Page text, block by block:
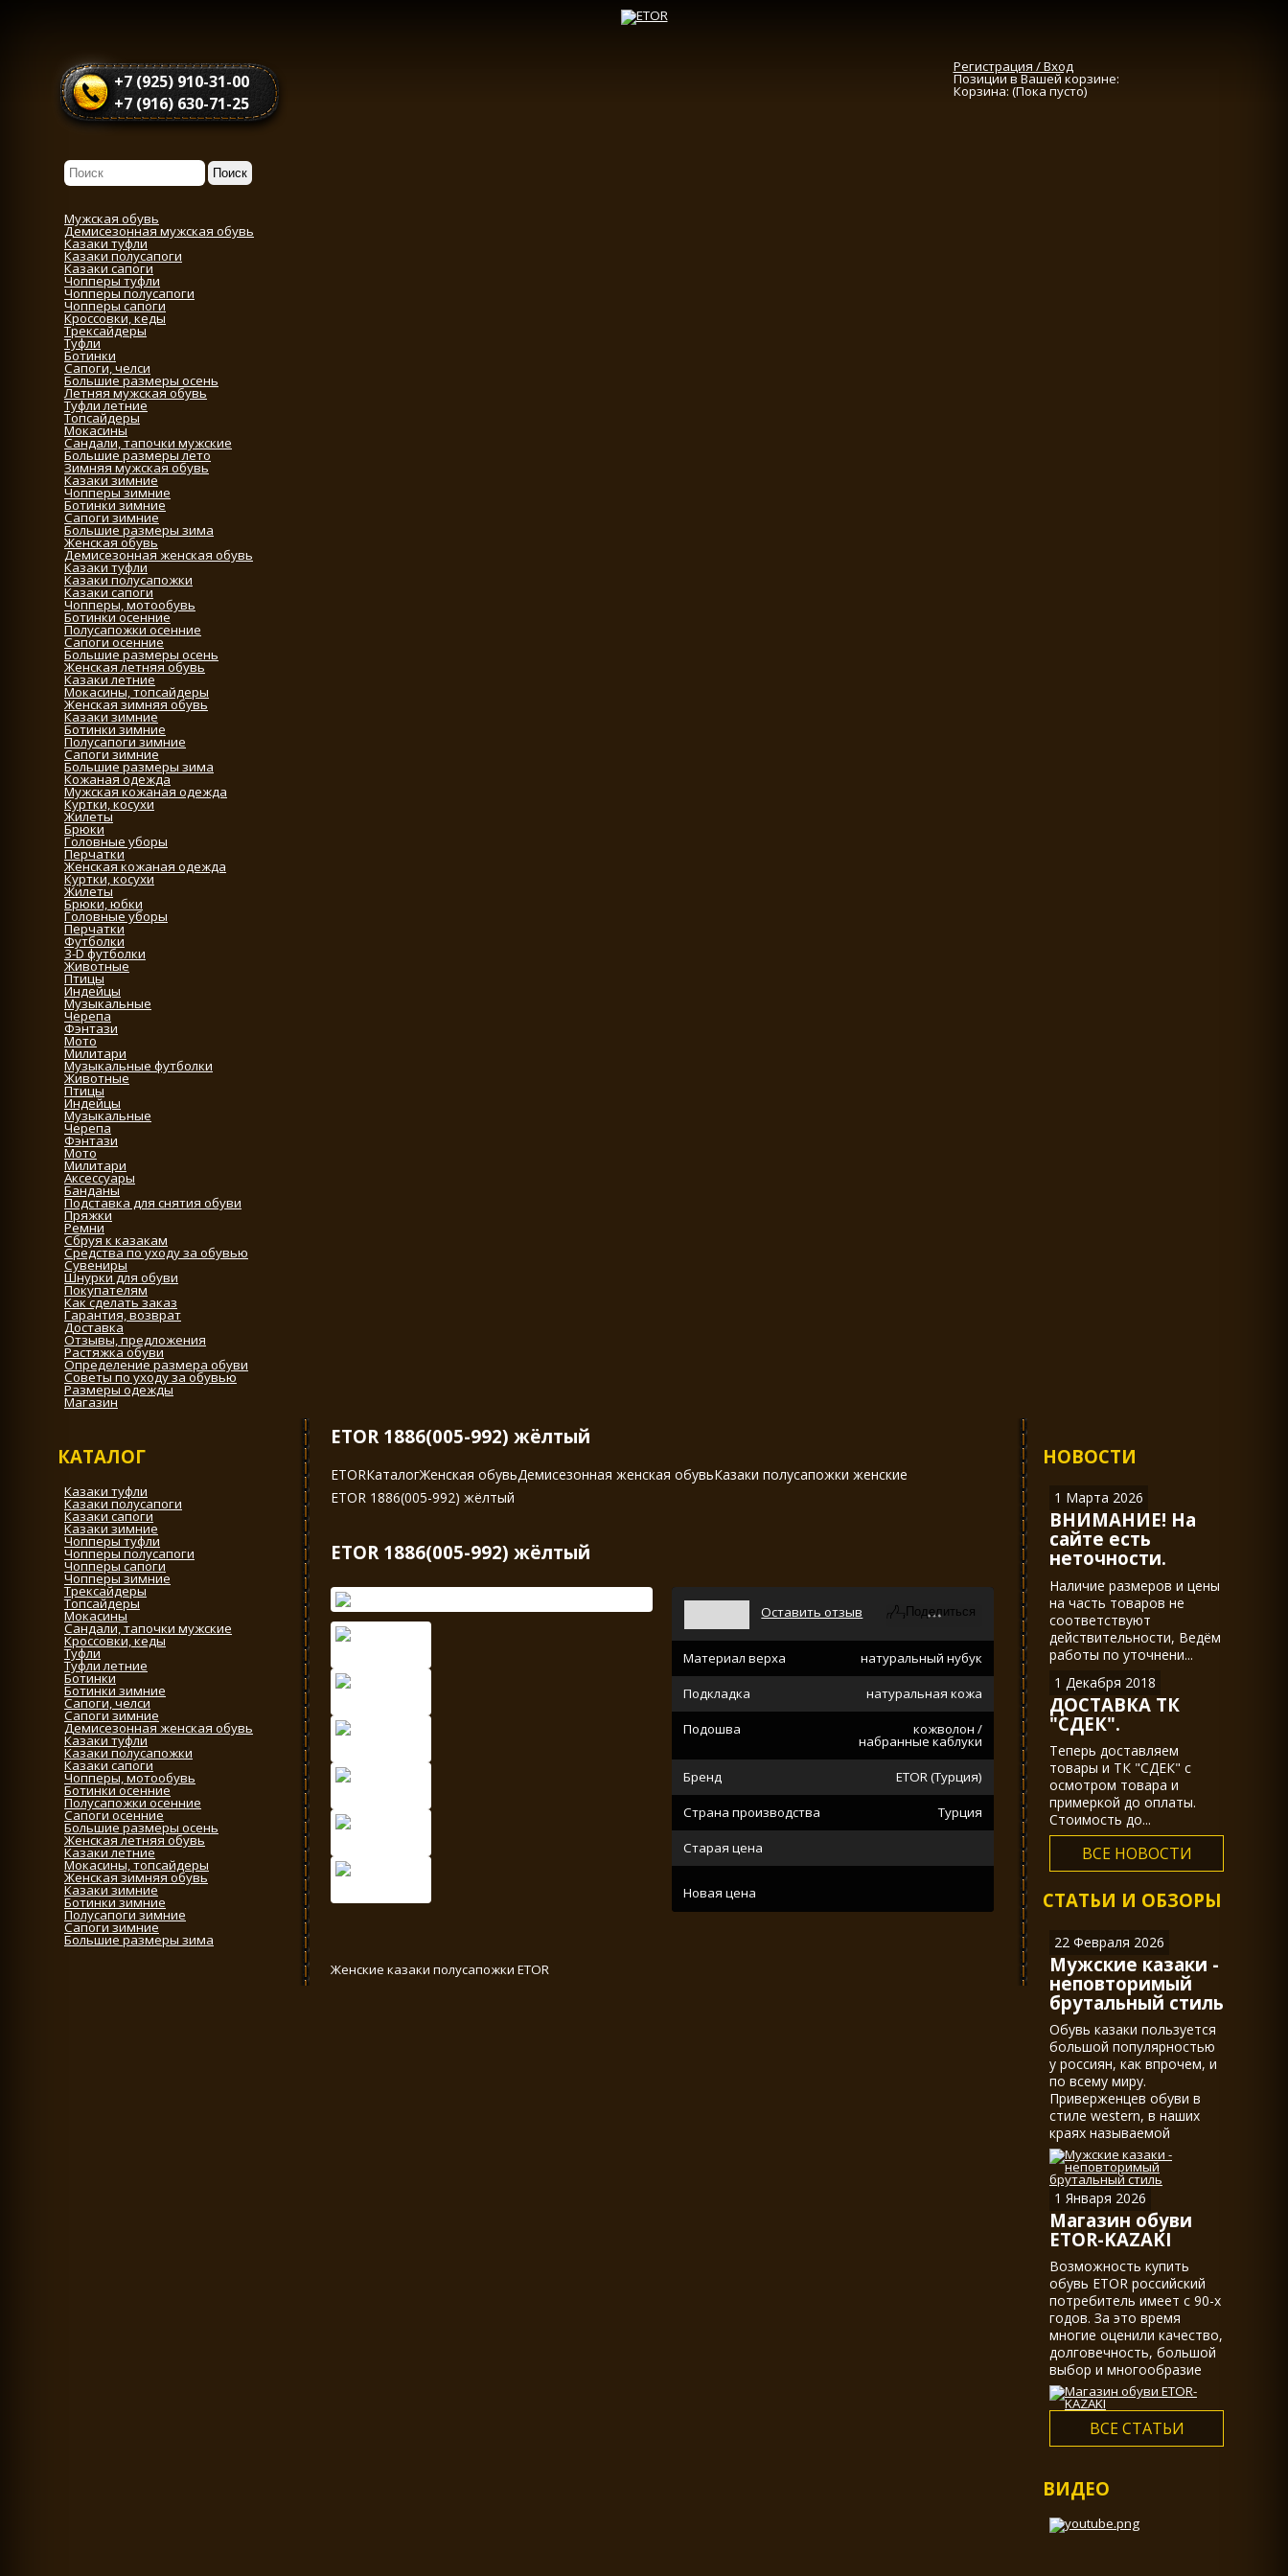
+7 (925) 910-31-00
+7 (916) 630-71-25
Регистрация / Вход
Позиции в Вашей корзине:
Корзина: (Пока пусто)
Мужская обувь
Демисезонная мужская обувь
Казаки туфли
Казаки полусапоги
Казаки сапоги
Чопперы туфли
Чопперы полусапоги
Чопперы сапоги
Кроссовки, кеды
Трексайдеры
Туфли
Ботинки
Сапоги, челси
Большие размеры осень
Летняя мужская обувь
Туфли летние
Топсайдеры
Мокасины
Сандали, тапочки мужские
Большие размеры лето
Зимняя мужская обувь
Казаки зимние
Чопперы зимние
Ботинки зимние
Сапоги зимние
Большие размеры зима
Женская обувь
Демисезонная женская обувь
Казаки туфли
Казаки полусапожки
Казаки сапоги
Чопперы, мотообувь
Ботинки осенние
Полусапожки осенние
Сапоги осенние
Большие размеры осень
Женская летняя обувь
Казаки летние
Мокасины, топсайдеры
Женская зимняя обувь
Казаки зимние
Ботинки зимние
Полусапоги зимние
Сапоги зимние
Большие размеры зима
Кожаная одежда
Мужская кожаная одежда
Куртки, косухи
Жилеты
Брюки
Головные уборы
Перчатки
Женская кожаная одежда
Куртки, косухи
Жилеты
Брюки, юбки
Головные уборы
Перчатки
Футболки
3-D футболки
Животные
Птицы
Индейцы
Музыкальные
Черепа
Фэнтази
Мото
Милитари
Музыкальные футболки
Животные
Птицы
Индейцы
Музыкальные
Черепа
Фэнтази
Мото
Милитари
Аксессуары
Банданы
Подставка для снятия обуви
Пряжки
Ремни
Сбруя к казакам
Средства по уходу за обувью
Сувениры
Шнурки для обуви
Покупателям
Как сделать заказ
Гарантия, возврат
Доставка
Отзывы, предложения
Растяжка обуви
Определение размера обуви
Советы по уходу за обувью
Размеры одежды
Магазин
КАТАЛОГ
Казаки туфли
Казаки полусапоги
Казаки сапоги
Казаки зимние
Чопперы туфли
Чопперы полусапоги
Чопперы сапоги
Чопперы зимние
Трексайдеры
Топсайдеры
Мокасины
Сандали, тапочки мужские
Кроссовки, кеды
Туфли
Туфли летние
Ботинки
Ботинки зимние
Сапоги, челси
Сапоги зимние
Демисезонная женская обувь
Казаки туфли
Казаки полусапожки
Казаки сапоги
Чопперы, мотообувь
Ботинки осенние
Полусапожки осенние
Сапоги осенние
Большие размеры осень
Женская летняя обувь
Казаки летние
Мокасины, топсайдеры
Женская зимняя обувь
Казаки зимние
Ботинки зимние
Полусапоги зимние
Сапоги зимние
Большие размеры зима
ETOR 1886(005-992) жёлтый
ETORКаталогЖенская обувьДемисезонная женская обувьКазаки полусапожки женские
ETOR 1886(005-992) жёлтый
ETOR 1886(005-992) жёлтый
Оставить отзыв
Материал верха натуральный нубук
Подкладка натуральная кожа
Подошва кожволон /
набранные каблуки
Бренд ETOR (Турция)
Страна производства Турция
Старая цена
Новая цена
Женские казаки полусапожки ETOR
НОВОСТИ
1 Марта 2026
ВНИМАНИЕ! На
сайте есть
неточности.
Наличие размеров и цены
на часть товаров не
соответствуют
действительности, Ведём
работы по уточнени...
1 Декабря 2018
ДОСТАВКА ТК
"СДЕК".
Теперь доставляем
товары и ТК "СДЕК" с
осмотром товара и
примеркой до оплаты.
Стоимость до...
ВСЕ НОВОСТИ
СТАТЬИ И ОБЗОРЫ
22 Февраля 2026
Мужские казаки -
неповторимый
брутальный стиль
Обувь казаки пользуется
большой популярностью
у россиян, как впрочем, и
по всему миру.
Приверженцев обуви в
стиле western, в наших
краях называемой
казаками, действительно
не мало.
1 Января 2026
Магазин обуви
ETOR-KAZAKI
Возможность купить
обувь ETOR российский
потребитель имеет с 90-х
годов. За это время
многие оценили качество,
долговечность, большой
выбор и многообразие
ассортимента...
ВСЕ СТАТЬИ
ВИДЕО